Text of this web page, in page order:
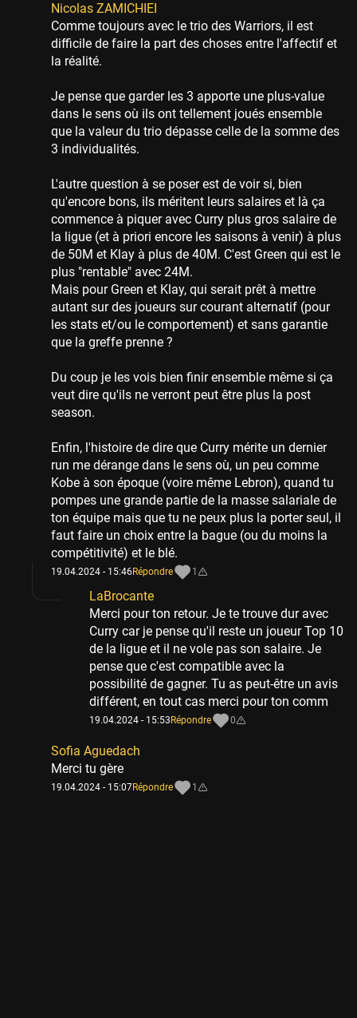
Nicolas ZAMICHIEI
Comme toujours avec le trio des Warriors, il est
difficile de faire la part des choses entre l'affectif et
la réalité.
Je pense que garder les 3 apporte une plus-value
dans le sens où ils ont tellement joués ensemble
que la valeur du trio dépasse celle de la somme des
3 individualités.
L'autre question à se poser est de voir si, bien
qu'encore bons, ils méritent leurs salaires et là ça
commence à piquer avec Curry plus gros salaire de
la ligue (et à priori encore les saisons à venir) à plus
de 50M et Klay à plus de 40M. C'est Green qui est le
plus "rentable" avec 24M.
Mais pour Green et Klay, qui serait prêt à mettre
autant sur des joueurs sur courant alternatif (pour
les stats et/ou le comportement) et sans garantie
que la greffe prenne ?
Du coup je les vois bien finir ensemble même si ça
veut dire qu'ils ne verront peut être plus la post
season.
Enfin, l'histoire de dire que Curry mérite un dernier
run me dérange dans le sens où, un peu comme
Kobe à son époque (voire même Lebron), quand tu
pompes une grande partie de la masse salariale de
ton équipe mais que tu ne peux plus la porter seul, il
faut faire un choix entre la bague (ou du moins la
compétitivité) et le blé.
19.04.2024 - 15:46Répondre 1
LaBrocante
Merci pour ton retour. Je te trouve dur avec
Curry car je pense qu'il reste un joueur Top 10
de la ligue et il ne vole pas son salaire. Je
pense que c'est compatible avec la
possibilité de gagner. Tu as peut-être un avis
différent, en tout cas merci pour ton comm
19.04.2024 - 15:53 Répondre 0
Sofia Aguedach
Merci tu gère
19.04.2024 - 15:07Répondre 1